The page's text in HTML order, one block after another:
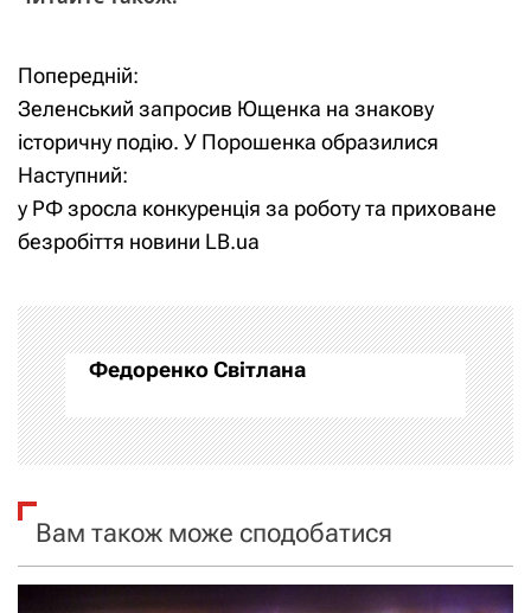
Н
а
в
і
а
ц
і
а
Попередній:
Зеленський запросив Ющенка на знакову
історичну подію. У Порошенка образилися
Наступний:
у РФ зросла конкуренція за роботу та приховане
безробіття новини LB.ua
Федоренко Світлана
Вам також може сподобатися